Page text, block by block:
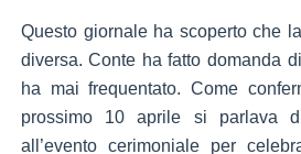
Questo giornale ha scoperto che
diversa. Conte ha fatto domanda
ha mai frequentato. Come
prossimo 10 aprile si parlava
all’evento cerimoniale per